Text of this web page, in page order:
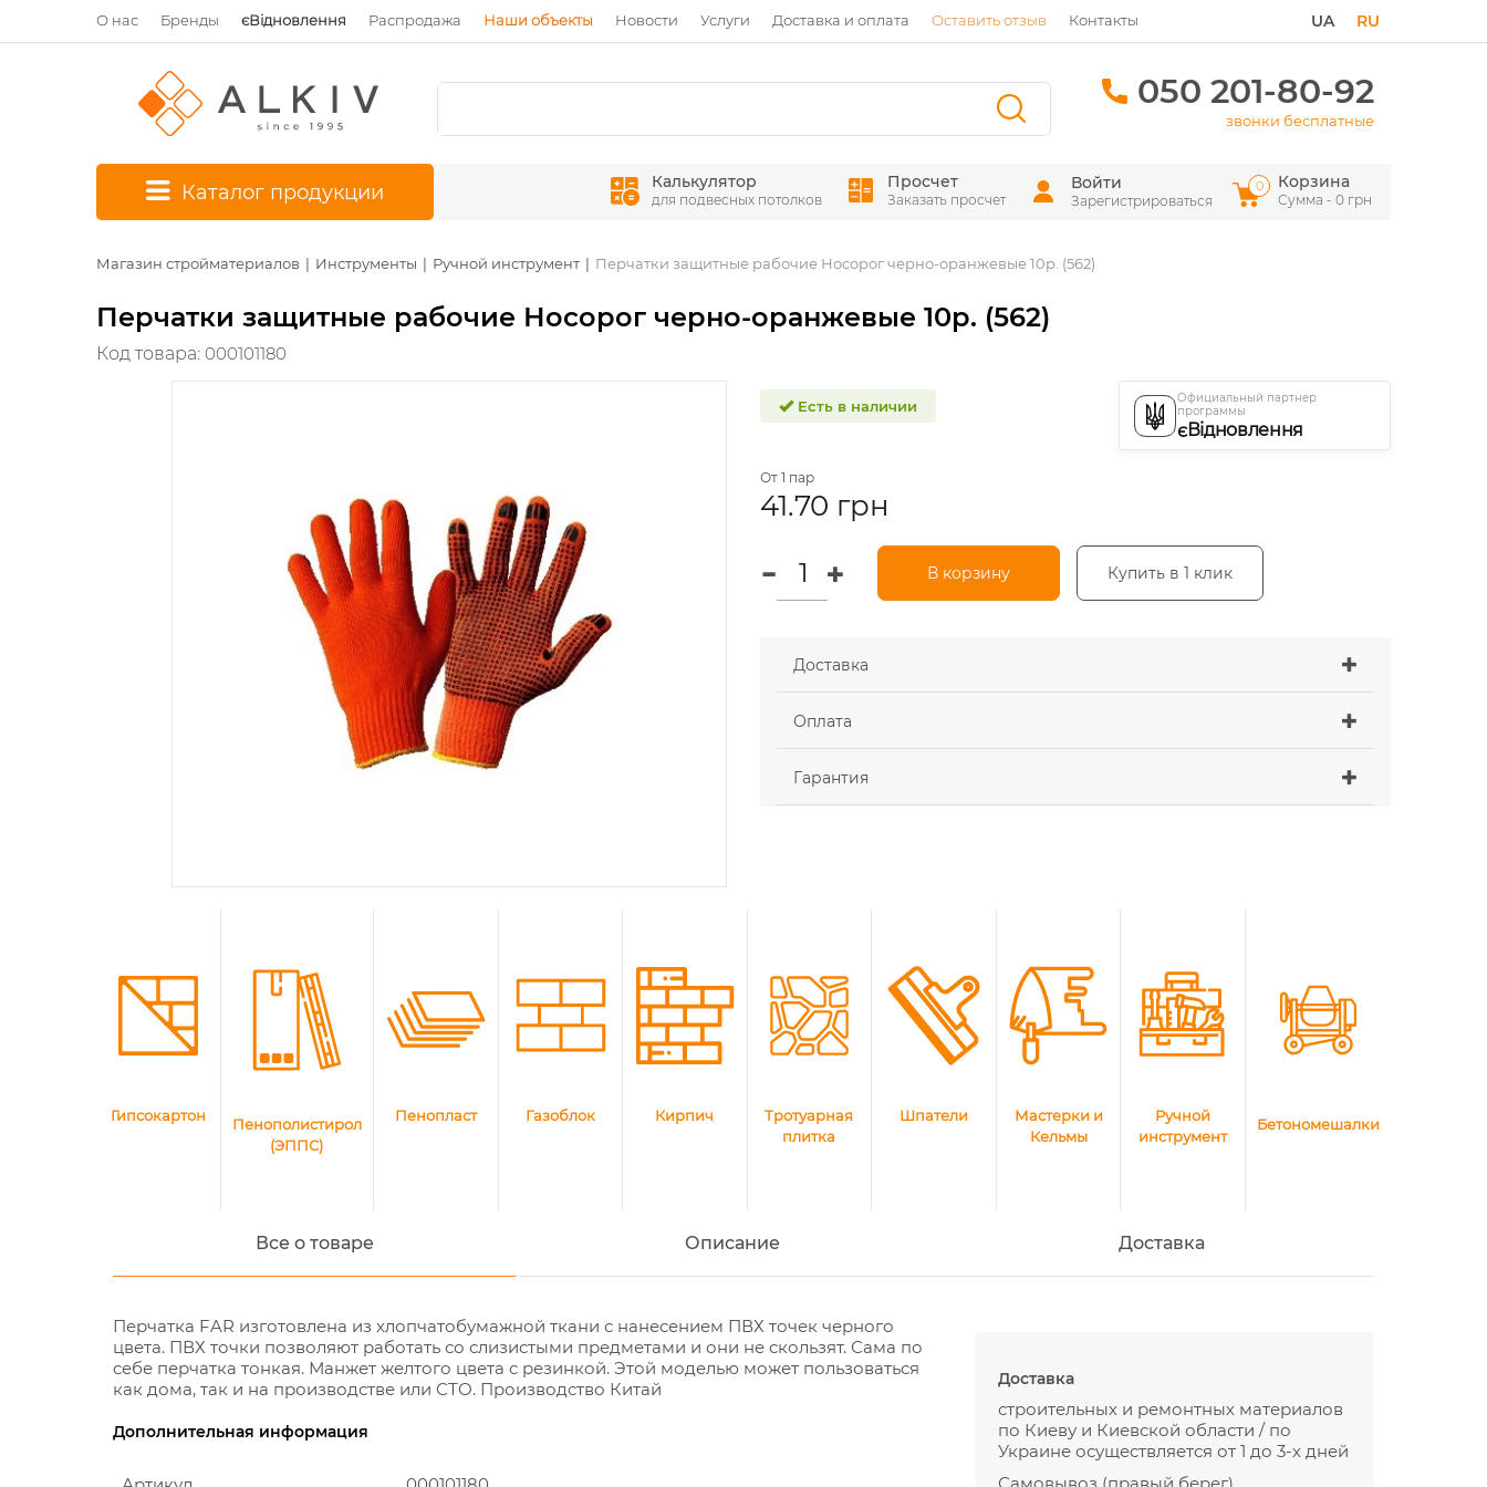
О нас Бренды єВідновлення Распродажа Наши объекты Новости Услуги Доставка и оплата Оставить отзыв Контакты RU
UA
050 201-80-92
звонки бесплатные
Каталог продукции Калькулятор
для подвесных потолков
Просчет
Заказать просчет
Войти
Зарегистрироваться
Корзина
Сумма - 0 грн
0
Магазин стройматериалов Инструменты Ручной инструмент Перчатки защитные рабочие Носорог черно-оранжевые 10р. (562)
Перчатки защитные рабочие Носорог черно-оранжевые 10р. (562)
Код товара: 000101180
Есть в наличии
Официальный партнер
программы
єВідновлення
От 1 пар
41.70 грн
В корзину Купить в 1 клик
Доставка
Оплата
Гарантия
Гипсокартон
Пенополистирол
(ЭППС)
Пенопласт Газоблок Кирпич
Тротуарная
плитка
Шпатели
Мастерки и
Кельмы
Ручной
инструмент
Бетономешалки
Все о товаре Описание Доставка
Перчатка FAR изготовлена ​​из хлопчатобумажной ткани с нанесением ПВХ точек черного
цвета. ПВХ точки позволяют работать со слизистыми предметами и они не скользят. Сама по
себе перчатка тонкая. Манжет желтого цвета с резинкой. Этой моделью может пользоваться
как дома, так и на производстве или СТО. Производство Китай
Дополнительная информация
Доставка
строительных и ремонтных материалов
по Киеву и Киевской области / по
Украине осуществляется от 1 до 3-х дней